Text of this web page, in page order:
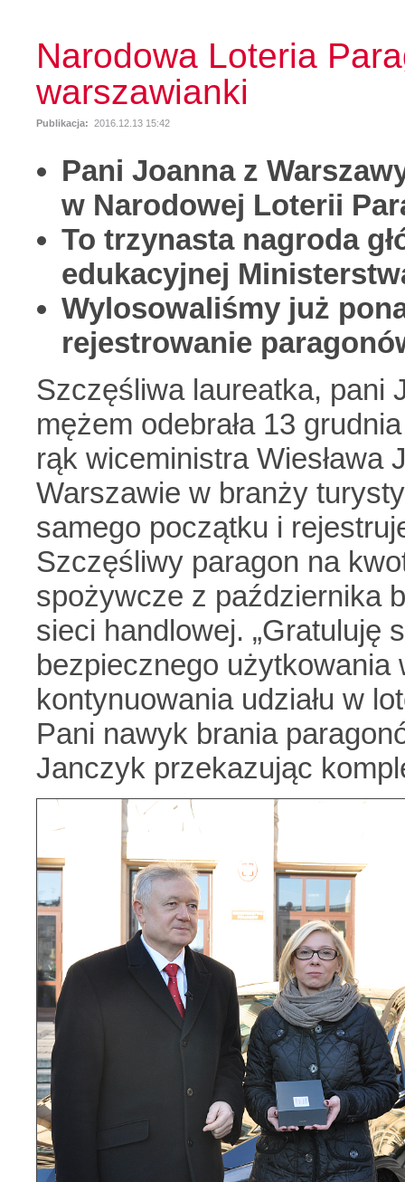
Narodowa Loteria
warszawianki
Publikacja: 2016.12.13 15:42
Pani Joanna z
w Narodowej Loterii
To trzynasta nagroda
edukacyjnej
Wylosowaliśmy już
rejestrowanie
Szczęśliwa laureatka, pani
mężem odebrała 13
rąk wiceministra
Warszawie w branży
samego początku i
Szczęśliwy paragon na
spożywcze z października
sieci handlowej. „Gratuluję
bezpiecznego użytkowania
kontynuowania udziału w
Pani nawyk brania
Janczyk przekazując